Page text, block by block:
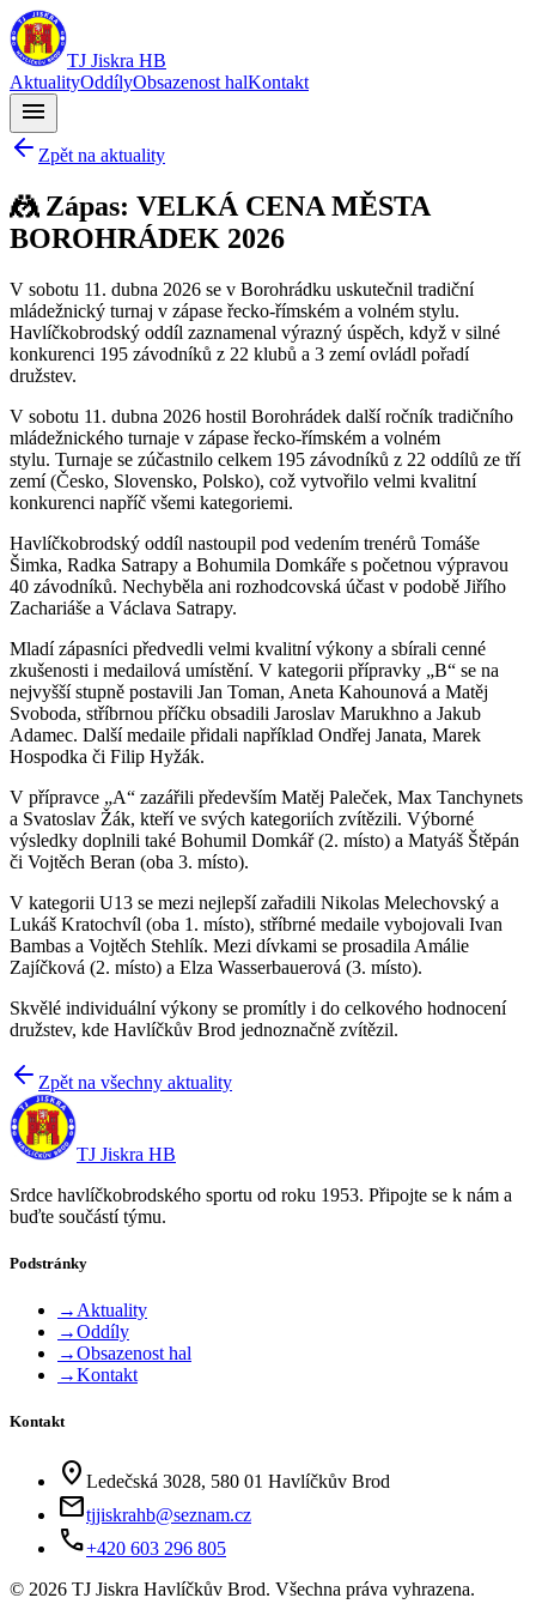
TJ Jiskra HB
AktualityOddílyObsazenost halKontakt
menu
Zpět na aktuality
🤼 Zápas: VELKÁ CENA MĚSTA
BOROHRÁDEK 2026
V sobotu 11. dubna 2026 se v Borohrádku uskutečnil tradiční
mládežnický turnaj v zápase řecko-římském a volném stylu.
Havlíčkobrodský oddíl zaznamenal výrazný úspěch, když v silné
konkurenci 195 závodníků z 22 klubů a 3 zemí ovládl pořadí
družstev.
V sobotu 11. dubna 2026 hostil Borohrádek další ročník tradičního
mládežnického turnaje v zápase řecko-římském a volném
stylu. Turnaje se zúčastnilo celkem 195 závodníků z 22 oddílů ze tří
zemí (Česko, Slovensko, Polsko), což vytvořilo velmi kvalitní
konkurenci napříč všemi kategoriemi.
Havlíčkobrodský oddíl nastoupil pod vedením trenérů Tomáše
Šimka, Radka Satrapy a Bohumila Domkáře s početnou výpravou
40 závodníků. Nechyběla ani rozhodcovská účast v podobě Jiřího
Zachariáše a Václava Satrapy.
Mladí zápasníci předvedli velmi kvalitní výkony a sbírali cenné
zkušenosti i medailová umístění. V kategorii přípravky „B“ se na
nejvyšší stupně postavili Jan Toman, Aneta Kahounová a Matěj
Svoboda, stříbrnou příčku obsadili Jaroslav Marukhno a Jakub
Adamec. Další medaile přidali například Ondřej Janata, Marek
Hospodka či Filip Hyžák.
V přípravce „A“ zazářili především Matěj Paleček, Max Tanchynets
a Svatoslav Žák, kteří ve svých kategoriích zvítězili. Výborné
výsledky doplnili také Bohumil Domkář (2. místo) a Matyáš Štěpán
či Vojtěch Beran (oba 3. místo).
V kategorii U13 se mezi nejlepší zařadili Nikolas Melechovský a
Lukáš Kratochvíl (oba 1. místo), stříbrné medaile vybojovali Ivan
Bambas a Vojtěch Stehlík. Mezi dívkami se prosadila Amálie
Zajíčková (2. místo) a Elza Wasserbauerová (3. místo).
Skvělé individuální výkony se promítly i do celkového hodnocení
družstev, kde Havlíčkův Brod jednoznačně zvítězil.
Zpět na všechny aktuality
TJ Jiskra HB
Srdce havlíčkobrodského sportu od roku 1953. Připojte se k nám a
buďte součástí týmu.
Podstránky
→ Aktuality
→Oddíly
→Obsazenost hal
→Kontakt
Kontakt
location_on Ledečská 3028, 580 01 Havlíčkův Brod
mailtjjiskrahb@seznam.cz
phone+420 603 296 805
© 2026 TJ Jiskra Havlíčkův Brod. Všechna práva vyhrazena.